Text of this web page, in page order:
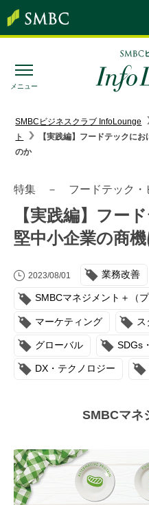
メニュー
み
トピックス＆インフォメーシ
連載・コラム
イベント・セミナー
InfoLoungeとは
利用規約
プライバシーポリシー
SMBCビジネスクラブ InfoLounge
ト
【実践編】フードテックに
のか
特集 － フードテック・
【実践編】フー
堅中小企業の商
2023/08/01 業務改善
SMBCマネジメント＋（プ
マーケティング
グローバル SDGs
DX・テクノロジー
SMBCマネ